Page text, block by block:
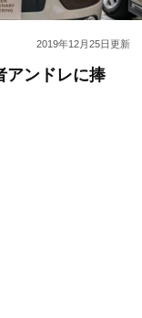
2019年12月25日更新
アンドレに捧